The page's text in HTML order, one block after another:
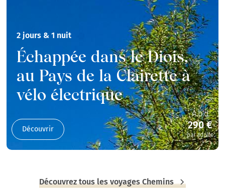
2 jours & 1 nuit
Échappée dans le Diois,
au Pays de la Clairette à
vélo électrique
Découvrir
A.p.d
290 €
par adulte
Découvrez tous les voyages Chemins